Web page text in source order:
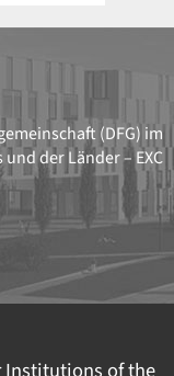
(DFG) im
und der Länder – EXC